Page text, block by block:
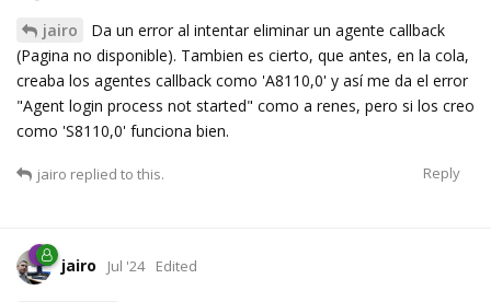
jairo
Da un error al intentar eliminar un agente callback
(Pagina no disponible). Tambien es cierto, que antes, en la cola,
creaba los agentes callback como 'A8110,0' y así me da el error
"Agent login process not started" como a renes, pero si los creo
como 'S8110,0' funciona bien.
Reply
jairo replied to this.
jairo Jul '24 Edited